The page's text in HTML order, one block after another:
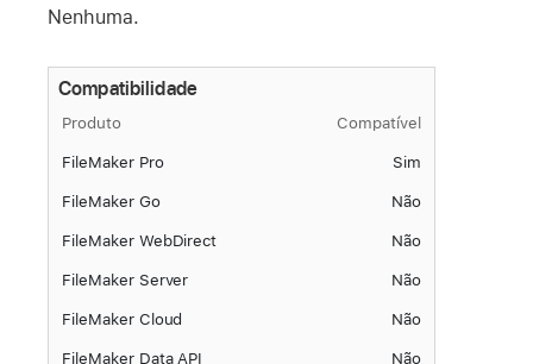
Nenhuma.
Compatibilidade
Produto Compatível
FileMaker Pro Sim
FileMaker Go Não
FileMaker WebDirect Não
FileMaker Server Não
FileMaker Cloud Não
FileMaker Data API Não